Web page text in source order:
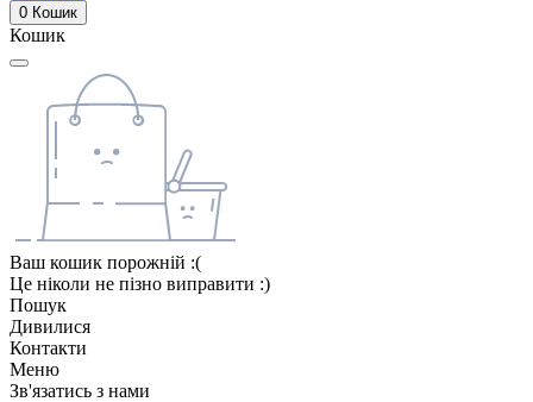
0 Кошик
Кошик
Ваш кошик порожній :(
Це ніколи не пізно виправити :)
Пошук
Дивилися
Контакти
Меню
Зв'язатись з нами